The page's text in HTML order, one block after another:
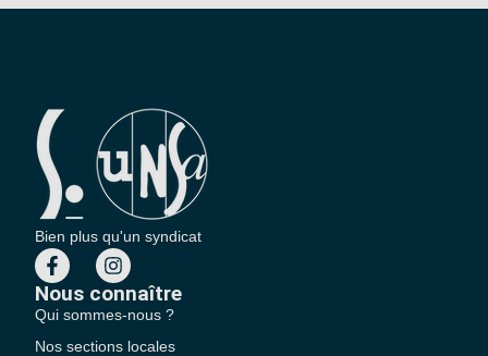
Bien plus qu'un syndicat
Nous connaître
Qui sommes-nous ?
Nos sections locales